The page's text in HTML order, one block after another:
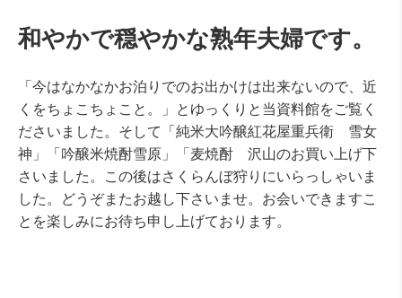
和やかで穏やかな熟年夫婦です。
「今はなかなかお泊りでのお出かけは出来ないので、近
くをちょこちょこと。」とゆっくりと当資料館をご覧く
ださいました。そして「純米大吟醸紅花屋重兵衛 雪女
神」「吟醸米焼酎雪原」「麦焼酎 沢山のお買い上げ下
さいました。この後はさくらんぼ狩りにいらっしゃいま
した。どうぞまたお越し下さいませ。お会いできますこ
とを楽しみにお待ち申し上げております。